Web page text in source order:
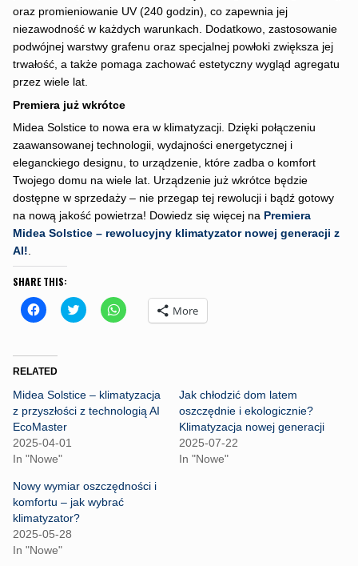
oraz promieniowanie UV (240 godzin), co zapewnia jej
niezawodność w każdych warunkach. Dodatkowo, zastosowanie
podwójnej warstwy grafenu oraz specjalnej powłoki zwiększa jej
trwałość, a także pomaga zachować estetyczny wygląd agregatu
przez wiele lat.
Premiera już wkrótce
Midea Solstice to nowa era w klimatyzacji. Dzięki połączeniu
zaawansowanej technologii, wydajności energetycznej i
eleganckiego designu, to urządzenie, które zadba o komfort
Twojego domu na wiele lat. Urządzenie już wkrótce będzie
dostępne w sprzedaży – nie przegap tej rewolucji i bądź gotowy
na nową jakość powietrza! Dowiedz się więcej na Premiera
Midea Solstice – rewolucyjny klimatyzator nowej generacji z
AI!.
SHARE THIS:
C
l
t
o
h
a
r
e
o
n
a
e
b
o
o
k
(
O
p
C
l
h
a
r
t
t
e
C
l
h
a
r
t
s
A
More
RELATED
Midea Solstice – klimatyzacja
z przyszłości z technologią AI
EcoMaster
2025-04-01
In "Nowe"
Jak chłodzić dom latem
oszczędnie i ekologicznie?
Klimatyzacja nowej generacji
2025-07-22
In "Nowe"
Nowy wymiar oszczędności i
komfortu – jak wybrać
klimatyzator?
2025-05-28
In "Nowe"